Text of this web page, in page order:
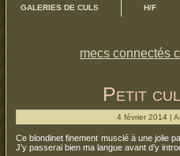
GALERIES DE CULS H/F
mecs connectés
Petit
4 février 2014 |
Ce blondinet finement musclé à une jolie
J’y passerai bien ma langue avant d’y